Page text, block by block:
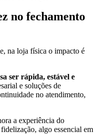
no fechamento
na loja física o impacto é
ser rápida, estável e
e soluções de
no atendimento,
a experiência do
algo essencial em